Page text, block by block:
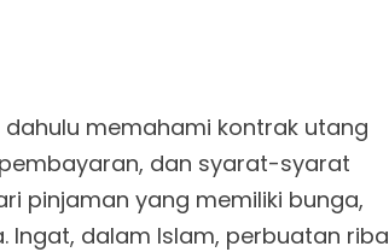
memahami kontrak utang
dan syarat-syarat
pinjaman yang memiliki bunga,
Ingat, dalam Islam, perbuatan riba